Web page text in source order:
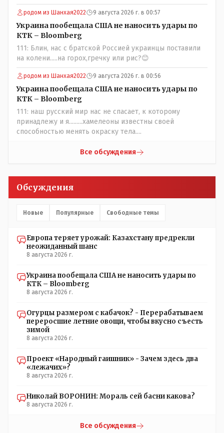
вакцинированных может иметь плохие последствия от
прививки. Бумага нужна как защита от дол.....бов не
дружащих с школьными курсами предметов, в
частности биологии и математики. Vlad Kostanai: Поэтому
люди и отказываются и я в том числе своих не
прививал.Лично я вам и тем другим людям благодарен.
Добровольные действия направленные на сокращение
частотности появления в популяции соответствующих
комбинаций генов заслуживают благодарности. Мы и
без того основательно загубили нормальный
естественный отбор.
родом из Шанхая2022 9 августа 2026 г. в 00:57
Украина пообещала США не наносить удары по
КТК – Bloomberg
111: Блин, нас с братской Россией украинцы поставили
на колени.....на горох,гречку или рис?😊
родом из Шанхая2022 9 августа 2026 г. в 00:56
Украина пообещала США не наносить удары по
КТК – Bloomberg
111: наш русский мир нас не спасает, к которому
принадлежу и я.........хамелеоны известны своей
способностью менять окраску тела....
Все обсуждения
Обсуждения
Новые Популярные Свободные темы
Европа теряет урожай: Казахстану предрекли
неожиданный шанс
8 августа 2026 г.
Украина пообещала США не наносить удары по
КТК – Bloomberg
8 августа 2026 г.
Огурцы размером с кабачок? - Перерабатываем
переросшие летние овощи, чтобы вкусно съесть
зимой
8 августа 2026 г.
Проект «Народный гаишник» - Зачем здесь два
«лежачих»?
8 августа 2026 г.
Николай ВОРОНИН: Мораль сей басни какова?
8 августа 2026 г.
Все обсуждения